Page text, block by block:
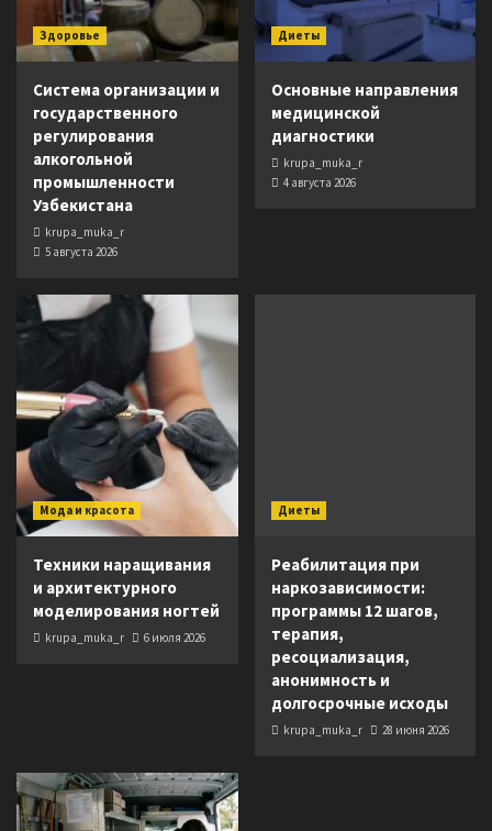
Здоровье
Система организации и
государственного
регулирования
алкогольной
промышленности
Узбекистана
krupa_muka_r
5 августа 2026
Диеты
Основные направления
медицинской
диагностики
krupa_muka_r
4 августа 2026
Мода и красота
Техники наращивания
и архитектурного
моделирования ногтей
krupa_muka_r 6 июля 2026
Диеты
Реабилитация при
наркозависимости:
программы 12 шагов,
терапия,
ресоциализация,
анонимность и
долгосрочные исходы
krupa_muka_r 28 июня 2026